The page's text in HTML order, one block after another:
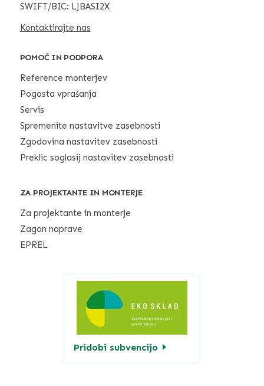
SWIFT/BIC: LJBASI2X
Kontaktirajte nas
POMOČ IN PODPORA
Reference monterjev
Pogosta vprašanja
Servis
Spremenite nastavitve zasebnosti
Zgodovina nastavitev zasebnosti
Preklic soglasij nastavitev zasebnosti
ZA PROJEKTANTE IN MONTERJE
Za projektante in monterje
Zagon naprave
EPREL
Pridobi subvencijo